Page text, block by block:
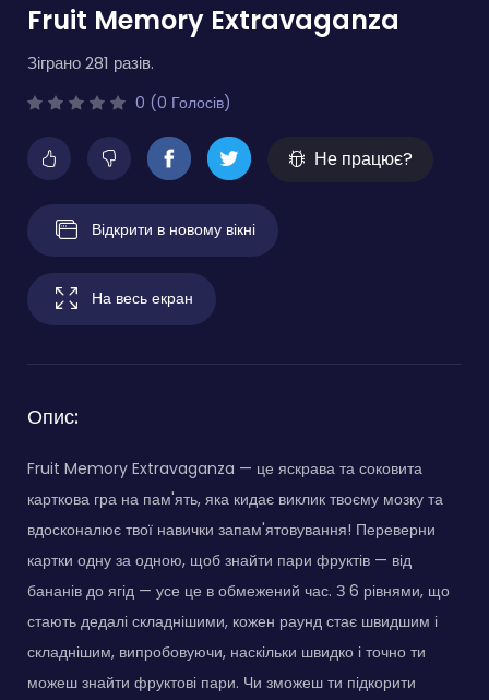
Fruit Memory Extravaganza
Зіграно 281 разів.
0 (0 Голосів)
Не працює?
Відкрити в новому вікні
На весь екран
Опис:
Fruit Memory Extravaganza — це яскрава та соковита
карткова гра на пам'ять, яка кидає виклик твоєму мозку та
вдосконалює твої навички запам'ятовування! Переверни
картки одну за одною, щоб знайти пари фруктів — від
бананів до ягід — усе це в обмежений час. З 6 рівнями, що
стають дедалі складнішими, кожен раунд стає швидшим і
складнішим, випробовуючи, наскільки швидко і точно ти
можеш знайти фруктові пари. Чи зможеш ти підкорити